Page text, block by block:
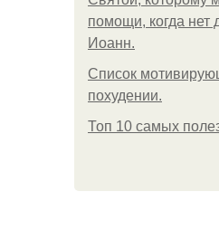
помощи, когда нет
Иоанн.
Список
похудении.
Топ 10 самых